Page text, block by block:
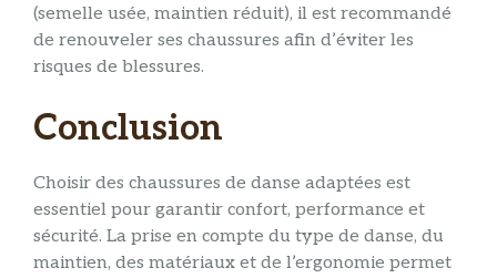
(semelle usée, maintien réduit), il est recommandé
de renouveler ses chaussures afin d’éviter les
risques de blessures.
Conclusion
Choisir des chaussures de danse adaptées est
essentiel pour garantir confort, performance et
sécurité. La prise en compte du type de danse, du
maintien, des matériaux et de l’ergonomie permet